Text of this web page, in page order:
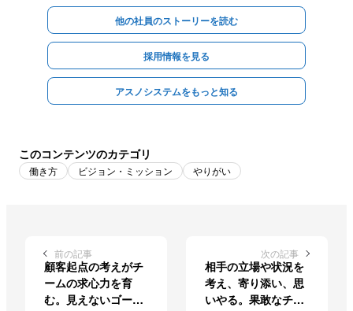
他の社員のストーリーを読む
採用情報を見る
アスノシステムをもっと知る
このコンテンツのカテゴリ
働き方 ビジョン・ミッション やりがい
前の記事
顧客起点の考えがチ
ームの求心力を育
む。見えないゴール
次の記事
相手の立場や状況を
考え、寄り添い、思
いやる。果敢なチャ